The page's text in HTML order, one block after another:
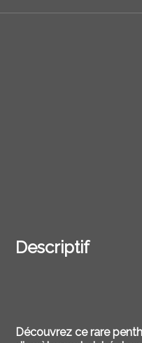
Descriptif
Découvrez ce rare